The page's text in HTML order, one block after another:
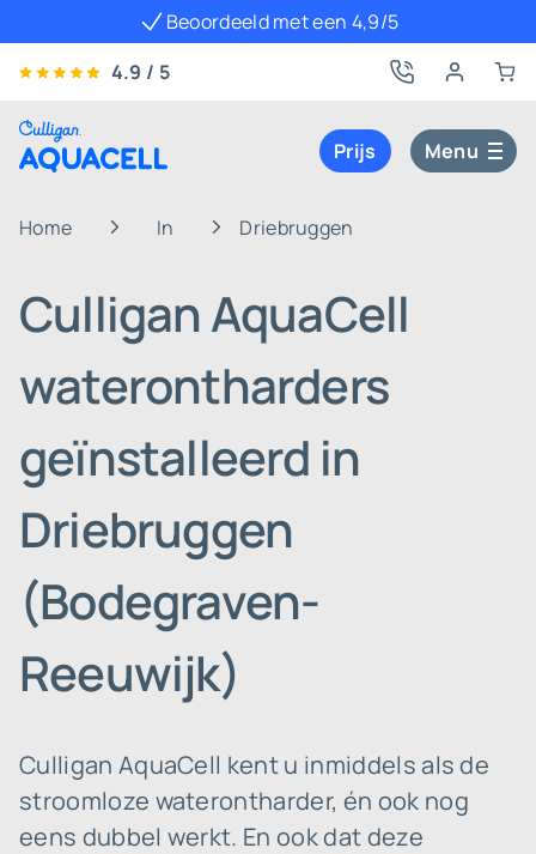
Beoordeeld met een 4,9/5
4.9 / 5
Prijs Menu
Home In Driebruggen
Culligan AquaCell
waterontharders
geïnstalleerd in
Driebruggen
(Bodegraven-
Reeuwijk)
Culligan AquaCell kent u inmiddels als de
stroomloze waterontharder, én ook nog
eens dubbel werkt. En ook dat deze